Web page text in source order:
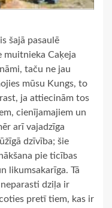
šajā pasaulē
muitnieka Caķeja
taču ne jau
mūsu Kungs, to
ja attiecinām tos
cienījamajiem un
arī vajadzīga
dzīvība; šie
pie ticības
likumsakarīga. Tā
dziļa ir
pretī tiem, kas ir